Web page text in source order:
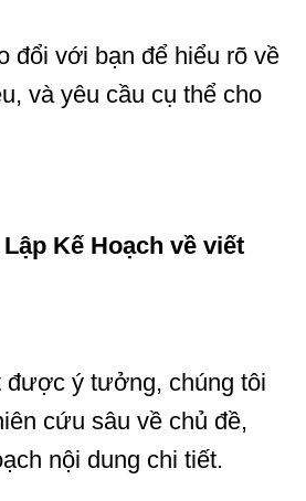
đổi với bạn để hiểu rõ về
và yêu cầu cụ thể cho
Kế Hoạch về viết
được ý tưởng, chúng tôi
cứu sâu về chủ đề,
nội dung chi tiết.